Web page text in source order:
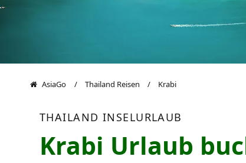
AsiaGo Thailand Reisen Krabi
THAILAND INSELURLAUB
Krabi Urlaub